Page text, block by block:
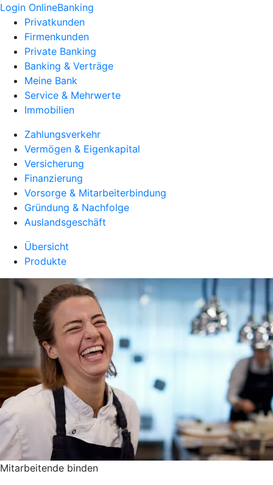
Login OnlineBanking
Privatkunden
Firmenkunden
Private Banking
Banking & Verträge
Meine Bank
Service & Mehrwerte
Immobilien
Zahlungsverkehr
Vermögen & Eigenkapital
Versicherung
Finanzierung
Vorsorge & Mitarbeiterbindung
Gründung & Nachfolge
Auslandsgeschäft
Übersicht
Produkte
Mitarbeitende binden